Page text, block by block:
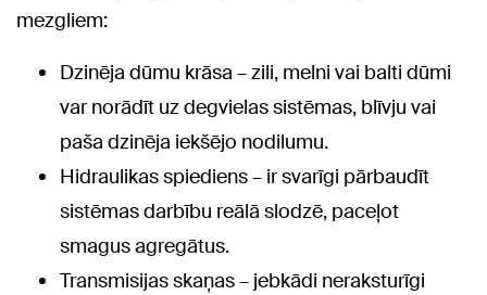
mezgliem:
Dzinēja dūmu krāsa – zili, melni vai balti dūmi
var norādīt uz degvielas sistēmas, blīvju vai
paša dzinēja iekšējo nodilumu.
Hidraulikas spiediens – ir svarīgi pārbaudīt
sistēmas darbību reālā slodzē, paceļot
smagus agregātus.
Transmisijas skaņas – jebkādi neraksturīgi